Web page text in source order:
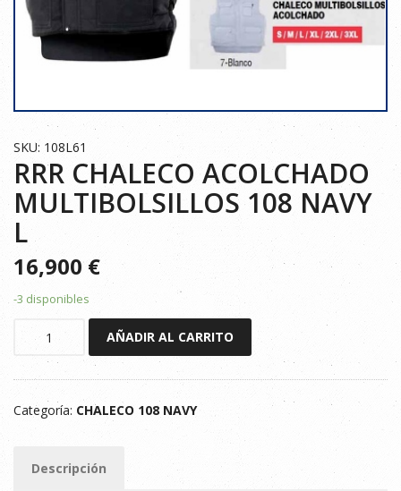
SKU: 108L61
RRR CHALECO ACOLCHADO
MULTIBOLSILLOS 108 NAVY
L
16,900€
-3 disponibles
108
cantidad
AÑADIR AL CARRITO
Categoría: CHALECO 108 NAVY
Descripción